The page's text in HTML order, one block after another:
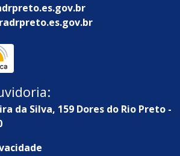
da Silva, 159 Dores do Rio Preto -